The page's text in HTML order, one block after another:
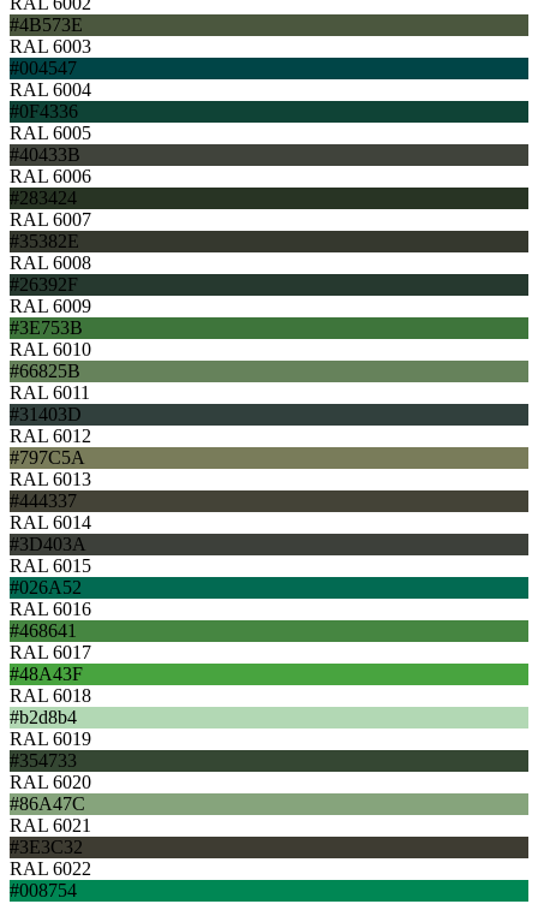
#4B573E
RAL 6003
#004547
RAL 6004
#0F4336
RAL 6005
#40433B
RAL 6006
#283424
RAL 6007
#35382E
RAL 6008
#26392F
RAL 6009
#3E753B
RAL 6010
#66825B
RAL 6011
#31403D
RAL 6012
#797C5A
RAL 6013
#444337
RAL 6014
#3D403A
RAL 6015
#026A52
RAL 6016
#468641
RAL 6017
#48A43F
RAL 6018
#b2d8b4
RAL 6019
#354733
RAL 6020
#86A47C
RAL 6021
#3E3C32
RAL 6022
#008754